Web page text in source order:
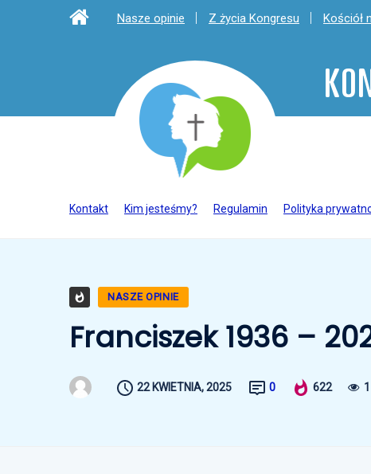
Nasze opinie Z życia Kongresu Kościół
Kontakt Kim jesteśmy? Regulamin Polityka
NASZE OPINIE
Franciszek 1936 –
22 KWIETNIA, 2025 0 622